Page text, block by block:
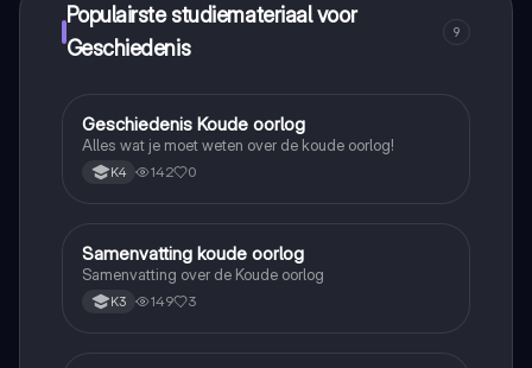
Populairste studiemateriaal voor
Geschiedenis
9
Geschiedenis
Geschiedenis Koude oorlog
Alles wat je moet weten over de koude oorlog!
K4 142 0
Geschiedenis
Samenvatting koude oorlog
Samenvatting over de Koude oorlog
K3 149 3